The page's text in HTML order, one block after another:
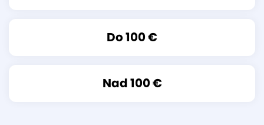
Do 100 €
Nad 100 €